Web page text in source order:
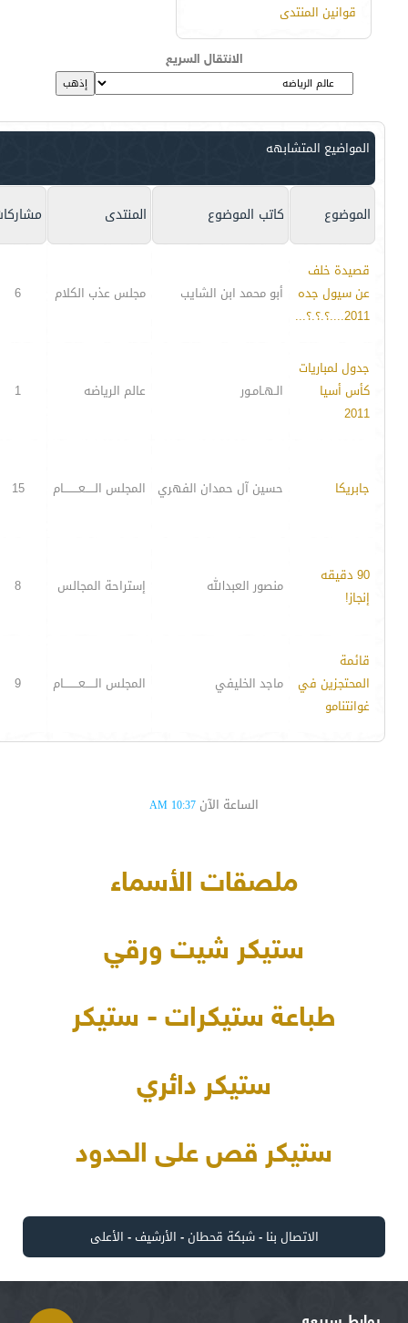
قوانين المنتدى
الانتقال السريع
المواضيع المتشابهه
الموضوع كاتب الموضوع المنتدى
قصيدة خلف
عن سيول جده
2011....؟.؟.؟...
أبو محمد ابن الشايب مجلس عذب الكلام 6
جدول لمباريات
كأس أسيا
2011
الـهـامـور عالم الرياضه 1
جابريكا حسين آل حمدان الفهري المجلس الـــــعــــــــام 15
90 دقيقه
إنجاز!
منصور العبدالله إستراحة المجالس 8
قائمة
المحتجزين في
غوانتنامو
ماجد الخليفي المجلس الـــــعــــــــام 9
الساعة الآن 10:37 AM
ملصقات الأسماء
ستيكر شيت ورقي
طباعة ستيكرات - ستيكر
ستيكر دائري
ستيكر قص على الحدود
الاتصال بنا -شبكة قحطان- الأرشيف- الأعلى